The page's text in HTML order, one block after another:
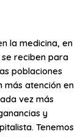
la medicina, en
se reciben para
poblaciones
más atención en
vez más
y
Tenemos